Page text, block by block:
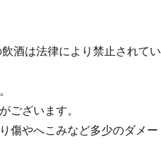
酒は法律により禁止されてい
ございます。
傷やへこみなど多少のダメー